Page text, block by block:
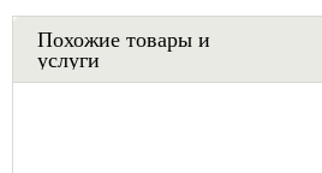
Похожие товары и
услуги